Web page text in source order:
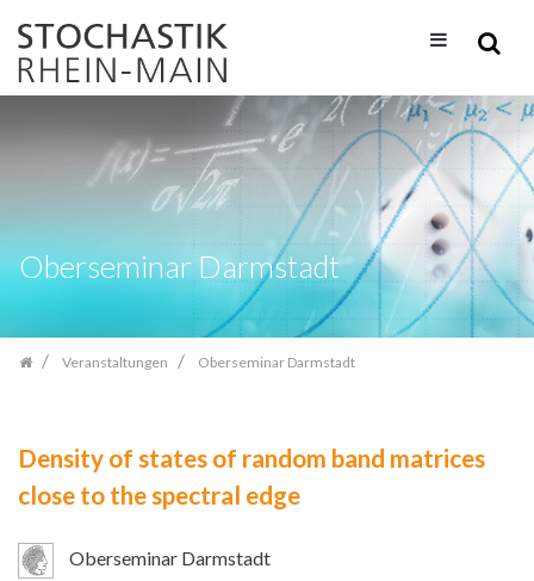
Inhalt
springen
Oberseminar Darmstadt
Veranstaltungen Oberseminar Darmstadt
Density of states of random band matrices
close to the spectral edge
Oberseminar Darmstadt